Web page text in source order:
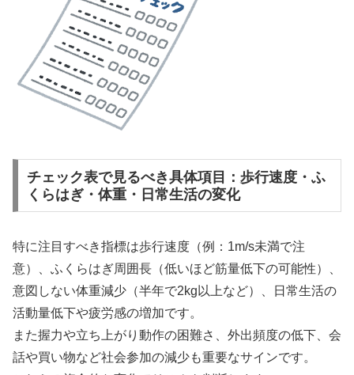
チェック表で見るべき具体項目：歩行速度・ふ
くらはぎ・体重・日常生活の変化
特に注目すべき指標は歩行速度（例：1m/s未満で注
意）、ふくらはぎ周囲長（低いほど筋量低下の可能性）、
意図しない体重減少（半年で2kg以上など）、日常生活の
活動量低下や疲労感の増加です。
また握力や立ち上がり動作の困難さ、外出頻度の低下、会
話や買い物など社会参加の減少も重要なサインです。